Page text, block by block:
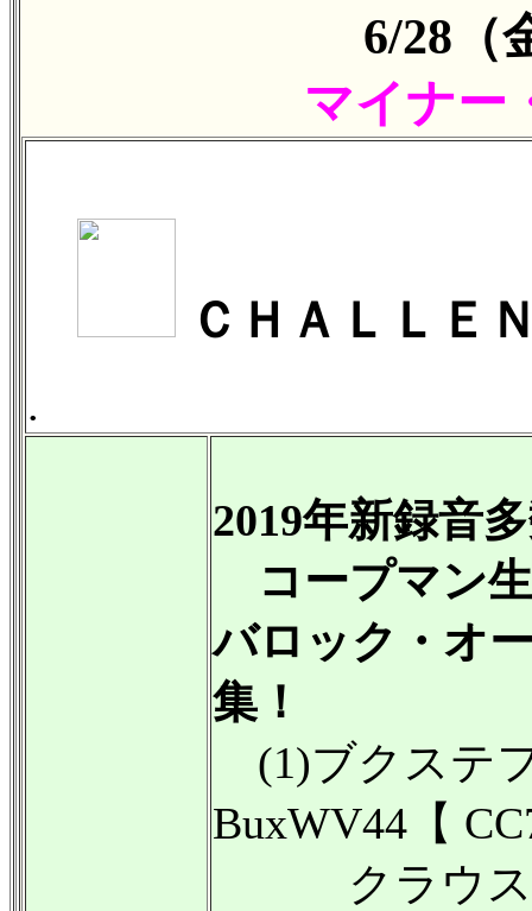
6/28（
マイナー
ＣＨＡＬＬＥ
.
2019年新録音
コープマン
バロック・オ
集！
(1)ブクステ
BuxWV44【
クラウス・